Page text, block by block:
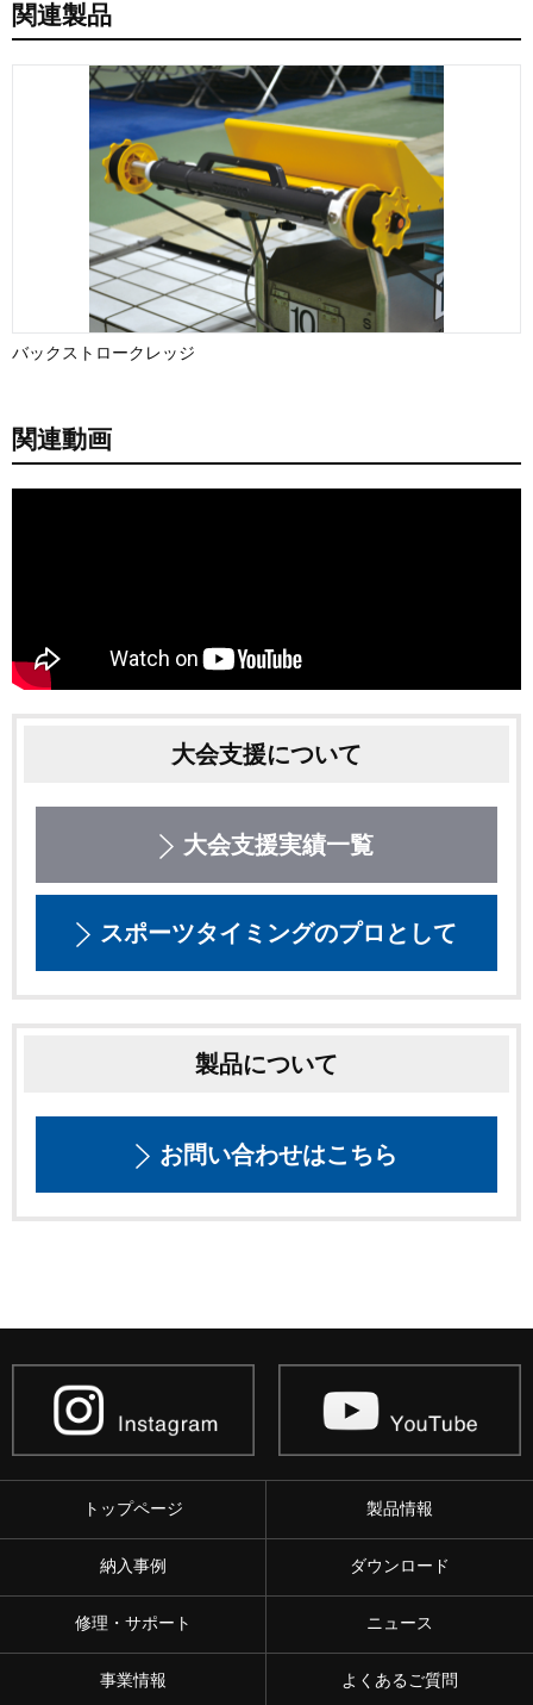
関連製品
バックストロークレッジ
関連動画
大会支援について
大会支援実績一覧
スポーツタイミングのプロとして
製品について
お問い合わせはこちら
トップページ 製品情報
納入事例 ダウンロード
修理・サポート ニュース
事業情報 よくあるご質問